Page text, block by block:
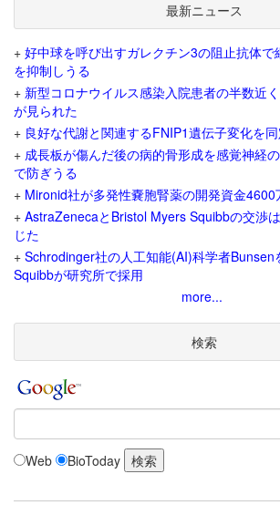
最新ニュース
+ 好中球を呼び出すガレクチン3の阻止抗体で
を抑制しうる
+ 新型コロナウイルス感染入院患者の半数近
が見られた
+ 良好な代謝と関連するFNIP1遺伝子変化を
+ 成長板が傷んだ後の病的骨形成を感覚神経
で防ぎうる
+ Mironid社が多発性嚢胞腎薬の開発資金4600
+ AstraZenecaとBristol Myers Squibbの交渉
じた
+ Schrodinger社の人工知能(AI)科学者Bunsen
Squibbが研究所で採用
more...
検索
Web BioToday